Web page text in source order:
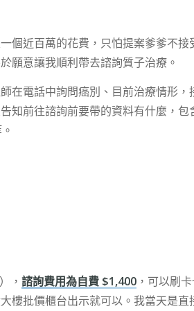
個近百萬的花費，只怕提案爹爹不
願意讓我順利帶去諮詢質子治療。
在電話中詢問癌別、目前治療情形
知前往諮詢前要帶的資料有什麼，包
，諮詢費用為自費 $1,400 ，可以刷
樓批價櫃台出示就可以。我當天是